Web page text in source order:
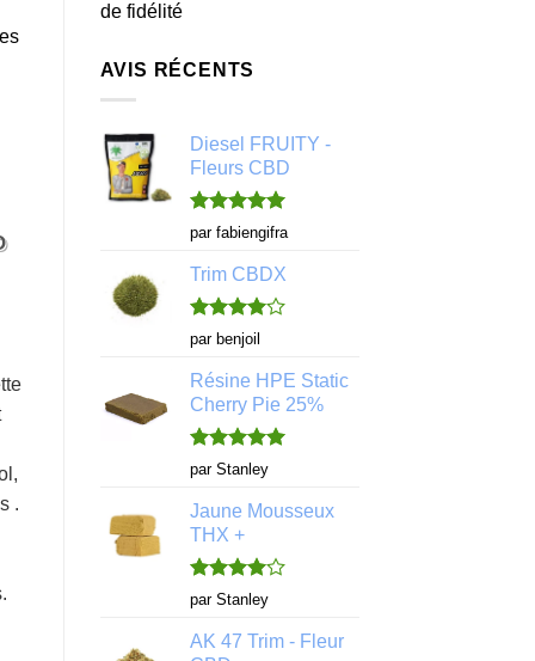
de fidélité
AVIS RÉCENTS
Diesel FRUITY -
Fleurs CBD
Note5sur
5
par fabiengifra
Trim CBDX
Note4
sur 5
par benjoil
Résine HPE Static
Cherry Pie 25%
Note5sur
5
par Stanley
Jaune Mousseux
THX +
Note4
sur 5
par Stanley
AK 47 Trim - Fleur
.